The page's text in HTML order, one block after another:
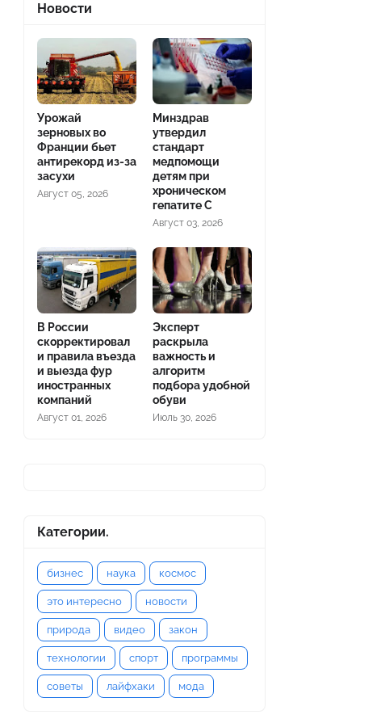
Новости
Урожай
зерновых во
Франции бьет
антирекорд из-за
засухи
Август 05, 2026
Минздрав
утвердил
стандарт
медпомощи
детям при
хроническом
гепатите С
Август 03, 2026
В России
скорректировал
и правила въезда
и выезда фур
иностранных
компаний
Август 01, 2026
Эксперт
раскрыла
важность и
алгоритм
подбора удобной
обуви
Июль 30, 2026
Категории.
бизнес наука космос
это интересно новости
природа видео закон
технологии спорт программы
советы лайфхаки мода